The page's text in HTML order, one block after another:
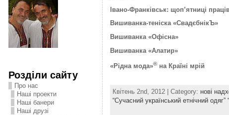
Розділи сайту
Про нас
Наші проекти
Наші банери
Наші друзі
Івано-Франківськ: щоп’ятниці
Вишиванка-теніска «СвадєбнікЪ»
Вишиванка «Офісна»
Вишиванка «Алатир»
«Рідна мода»®на Країні мрій
Квітень 2nd, 2012 | Category: нові
“Сучасний український етнічний одяг”